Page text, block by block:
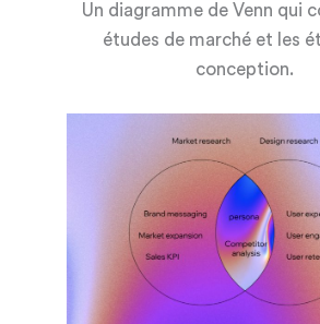
Un diagramme de Venn qui
études de marché et les
conception.